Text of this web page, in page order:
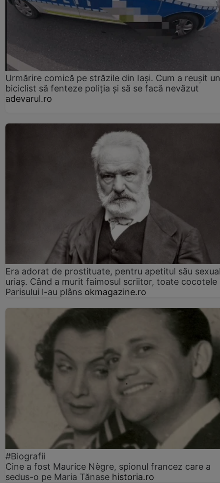
Urmărire comică pe străzile din Iași. Cum a reușit un
biciclist să fenteze poliția și să se facă nevăzut
adevarul.ro
Era adorat de prostituate, pentru apetitul său
uriaș. Când a murit faimosul scriitor, toate cocotele
Parisului l-au plâns okmagazine.ro
#Biografii
Cine a fost Maurice Nègre, spionul francez care a
sedus-o pe Maria Tănase historia.ro